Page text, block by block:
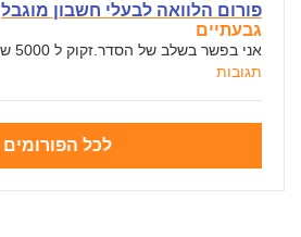
פורום הלוואה לבעלי חשבון מוגבל
גבעתיים
אני בפשר בשלב של הסדר.זקוק ל 5000 שח.יש לי סיכוי...
תגובות
לכל הפורומים